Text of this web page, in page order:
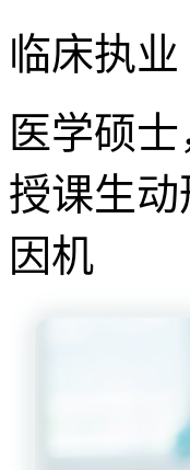
临床执业
医学硕
授课生
因机